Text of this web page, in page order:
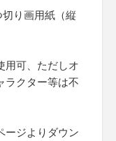
り画用紙（縦
用可、ただしオ
ラクター等は不
ージよりダウン